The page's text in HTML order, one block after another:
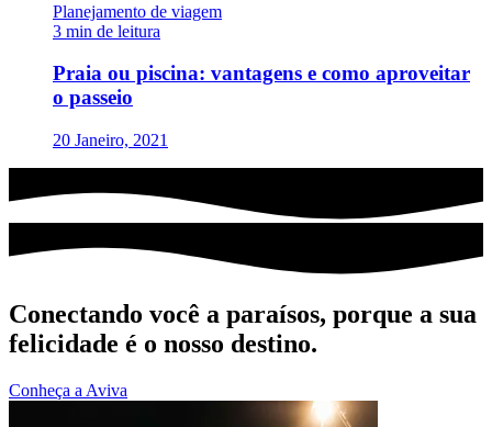
Planejamento de viagem
3 min de leitura
Praia ou piscina: vantagens e como aproveitar
o passeio
20 Janeiro, 2021
Conectando você a paraísos, porque a sua
felicidade é o nosso destino.
Conheça a Aviva